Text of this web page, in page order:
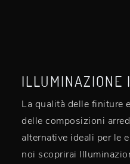
ILLUMINAZIONE
La qualità delle finiture
delle composizioni
alternative ideali per le
noi scoprirai